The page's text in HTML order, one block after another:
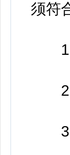
须符
1、
2、
3、